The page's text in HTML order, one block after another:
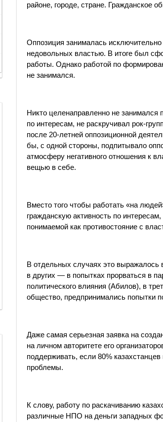
районе, городе, стране. Гражданское
Оппозиция занималась
недовольных властью. В итоге был
работы. Однако работой по
не занимался.
Никто целенаправленно не
по интересам, не раскручивал рок-
после 20-летней оппозиционной
бы, с одной стороны, подпитывало
атмосферу негативного отношения к
вещью в себе.
Вместо того чтобы работать «на
гражданскую активность по
понимаемой как противостояние с
В отдельных случаях это выражалось
в других — в попытках прорваться в
политического влияния (Абилов), в
общество, предпринимались попытки
Даже самая серьезная заявка на
на личном авторитете его
поддерживать, если 80%
проблемы.
К слову, работу по раскачиванию
различные НПО на деньги западных